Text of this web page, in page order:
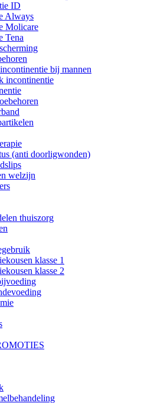
ID
Always
Molicare
Tena
bij mannen
incontinentie
(anti doorligwonden)
welzijn
thuiszorg
klasse 1
klasse 2